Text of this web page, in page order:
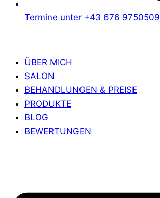
Termine unter +43 676 9750509
ÜBER MICH
SALON
BEHANDLUNGEN & PREISE
PRODUKTE
BLOG
BEWERTUNGEN